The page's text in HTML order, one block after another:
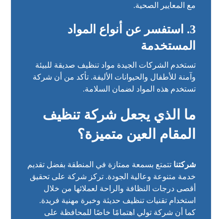
مع المعايير الصحية.
3. استفسر عن أنواع المواد
المستخدمة
تستخدم الشركات الجيدة مواد تنظيف صديقة للبيئة
وآمنة للأطفال والحيوانات الأليفة. تأكد من أن شركة
تستخدم هذه المواد لضمان السلامة.
ما الذي يجعل شركة تنظيف
المقام العين متميزة؟
شركتنا تتمتع بسمعة ممتازة في المنطقة بفضل تقديم
خدمة متنوعة وعالية الجودة. تركز شركة على تحقيق
أقصى درجات النظافة والراحة لعملائها من خلال
استخدام تقنيات تنظيف حديثة وخبرة مهنية فريدة.
كما أن شركة تولي اهتمامًا خاصًا للمحافظة على